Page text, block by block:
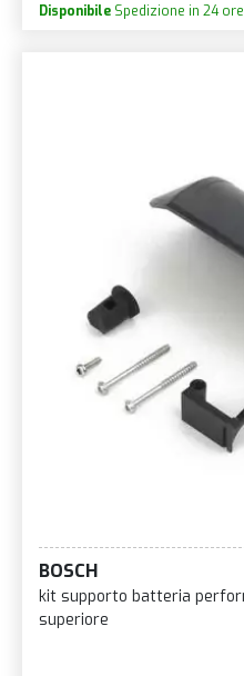
Disponibile Spedizione in 24 ore
BOSCH
kit supporto batteria
superiore